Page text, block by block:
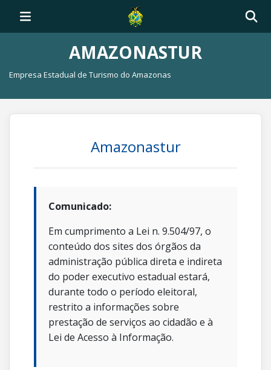
AMAZONASTUR
Empresa Estadual de Turismo do Amazonas
Amazonastur
Comunicado:
Em cumprimento a Lei n. 9.504/97, o
conteúdo dos sites dos órgãos da
administração pública direta e indireta
do poder executivo estadual estará,
durante todo o período eleitoral,
restrito a informações sobre
prestação de serviços ao cidadão e à
Lei de Acesso à Informação.